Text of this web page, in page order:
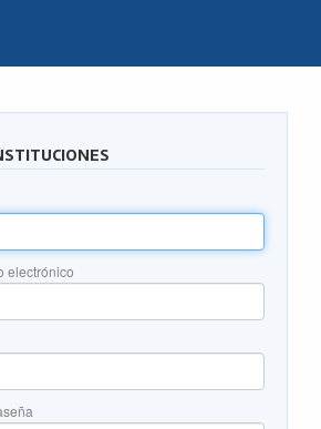
electrónico